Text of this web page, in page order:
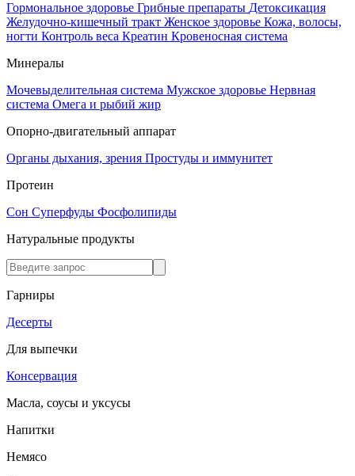
Гормональное здоровье Грибные препараты Детоксикация
Желудочно-кишечный тракт Женское здоровье Кожа, волосы,
ногти Контроль веса Креатин Кровеносная система
Минералы
Мочевыделительная система Мужское здоровье Нервная
система Омега и рыбий жир
Опорно-двигательный аппарат
Органы дыхания, зрения Простуды и иммунитет
Протеин
Сон Суперфуды Фосфолипиды
Натуральные продукты
Гарниры
Десерты
Для выпечки
Консервация
Масла, соусы и уксусы
Напитки
Немясо